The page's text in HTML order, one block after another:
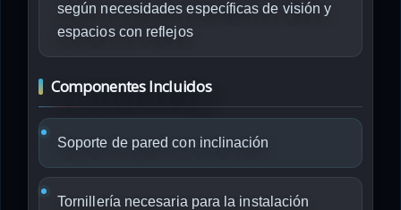
según necesidades específicas de visión y
espacios con reflejos
Componentes Incluidos
Soporte de pared con inclinación
Tornillería necesaria para la instalación